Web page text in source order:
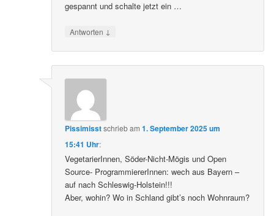
gespannt und schalte jetzt ein …
Antworten ↓
Pissimisstschriebam1. September 2025 um
15:41 Uhr:
VegetarierInnen, Söder-Nicht-Mögis und Open
Source- ProgrammiererInnen: wech aus Bayern –
auf nach Schleswig-Holstein!!!
Aber, wohin? Wo in Schland gibt’s noch Wohnraum?